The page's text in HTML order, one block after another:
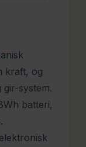
kraft, og
gir-system.
batteri,